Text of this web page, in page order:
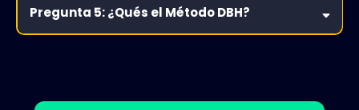
Pregunta 5: ¿Qués el Método DBH?